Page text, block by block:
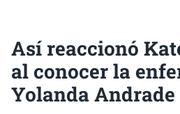
Así reaccionó
al conocer la
Yolanda Andrade